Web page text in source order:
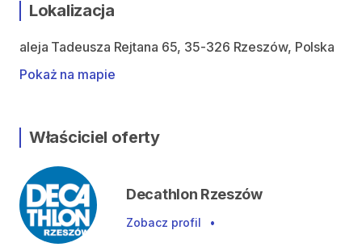
Lokalizacja
aleja Tadeusza Rejtana 65, 35-326 Rzeszów, Polska
Pokaż na mapie
Właściciel oferty
Decathlon Rzeszów
Zobacz profil •